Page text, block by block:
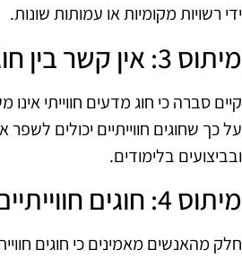
ידי רשויות מקומיות או עמותות שונות.
מיתוס 3: אין קשר בין חוגים חווייתיים להצלחה בלימודים
קיים סברה כי חוג מדעים חווייתי
על כך שחוגים חווייתיים יכולים
ובביצועים בלימודים.
מיתוס 4: חוגים חווייתיים אינם מספקים ידע מעשי
חלק מהאנשים מאמינים כי חוגים